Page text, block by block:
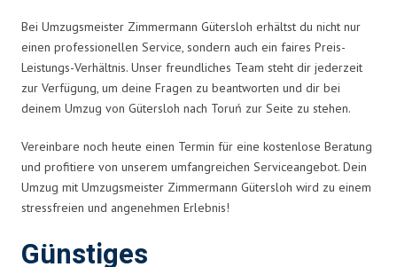
Bei Umzugsmeister Zimmermann Gütersloh erhältst du nicht nur
einen professionellen Service, sondern auch ein faires Preis-
Leistungs-Verhältnis. Unser freundliches Team steht dir jederzeit
zur Verfügung, um deine Fragen zu beantworten und dir bei
deinem Umzug von Gütersloh nach Toruń zur Seite zu stehen.
Vereinbare noch heute einen Termin für eine kostenlose Beratung
und profitiere von unserem umfangreichen Serviceangebot. Dein
Umzug mit Umzugsmeister Zimmermann Gütersloh wird zu einem
stressfreien und angenehmen Erlebnis!
Günstiges